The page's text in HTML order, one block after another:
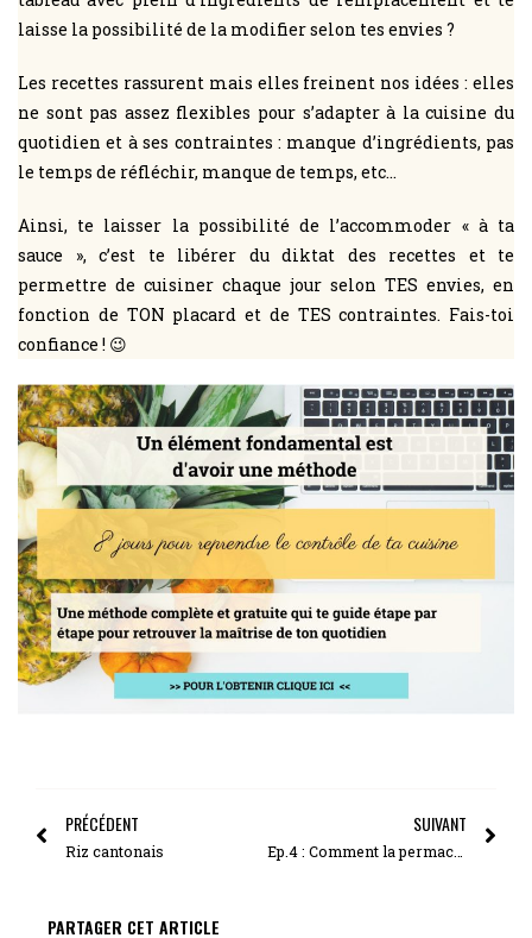
laisse la possibilité de la modifier selon tes envies ?
Les recettes rassurent mais elles freinent nos idées : elles
ne sont pas assez flexibles pour s’adapter à la cuisine du
quotidien et à ses contraintes : manque d’ingrédients, pas
le temps de réfléchir, manque de temps, etc…
Ainsi, te laisser la possibilité de l’accommoder « à ta
sauce », c’est te libérer du diktat des recettes et te
permettre de cuisiner chaque jour selon TES envies, en
fonction de TON placard et de TES contraintes. Fais-toi
confiance ! 😉
PRÉCÉDENT
Riz cantonais
SUIVANT
Ep.4 : Comment la permaculture peut t’aider à te remettre en cuisine efficacement
PARTAGER CET ARTICLE